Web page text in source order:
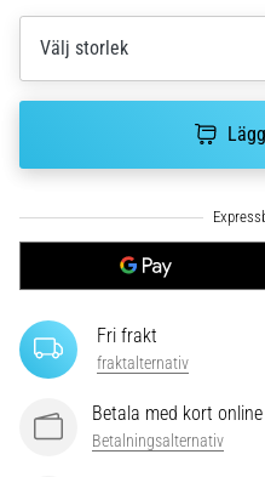
är
plantar
fasciit.
Vad
9 min. läsning
Kolhydratladdning:
Hur
påverkar
det
löpprestandan?
Välj storlek
Fri frakt
fraktalternativ
Betala med kort
Betalningsalternativ